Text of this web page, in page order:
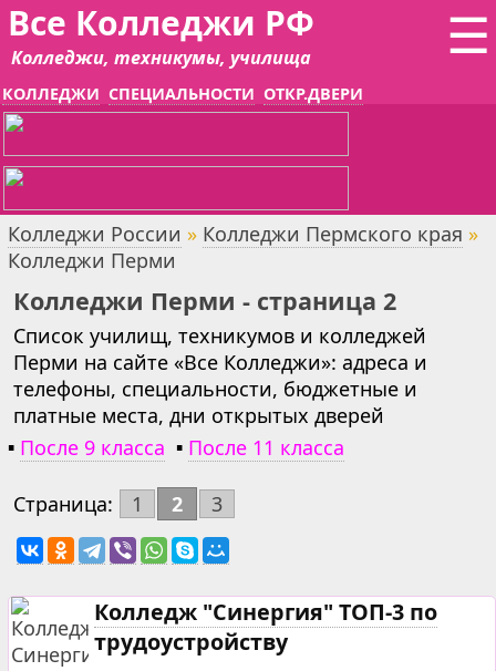
☰
Все Колледжи РФ
Колледжи, техникумы, училища
КОЛЛЕДЖИ СПЕЦИАЛЬНОСТИ ОТКР.ДВЕРИ
Колледжи России » Колледжи Пермского края »
Колледжи Перми
Колледжи Перми - страница 2
Список училищ, техникумов и колледжей
Перми на сайте «Все Колледжи»: адреса и
телефоны, специальности, бюджетные и
платные места, дни открытых дверей
▪ После 9 класса ▪ После 11 класса
Страница: 1 2 3
Колледж "Синергия" ТОП-3 по
трудоустройству